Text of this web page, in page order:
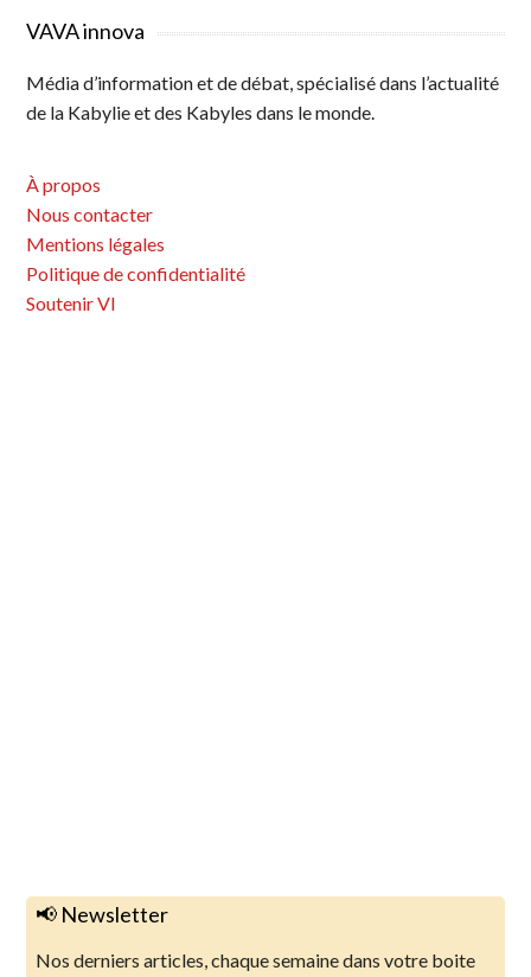
VAVA innova
Média d’information et de débat, spécialisé dans l’actualité
de la Kabylie et des Kabyles dans le monde.
À propos
Nous contacter
Mentions légales
Politique de confidentialité
Soutenir VI
📢 Newsletter
Nos derniers articles, chaque semaine dans votre boite